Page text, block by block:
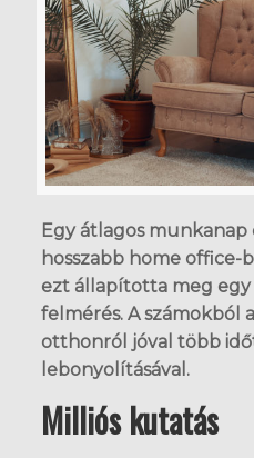
Egy átlagos munkanap
hosszabb home office-
ezt állapította meg egy
felmérés. A számokból
otthonról jóval több
lebonyolításával.
Milliós kutatás